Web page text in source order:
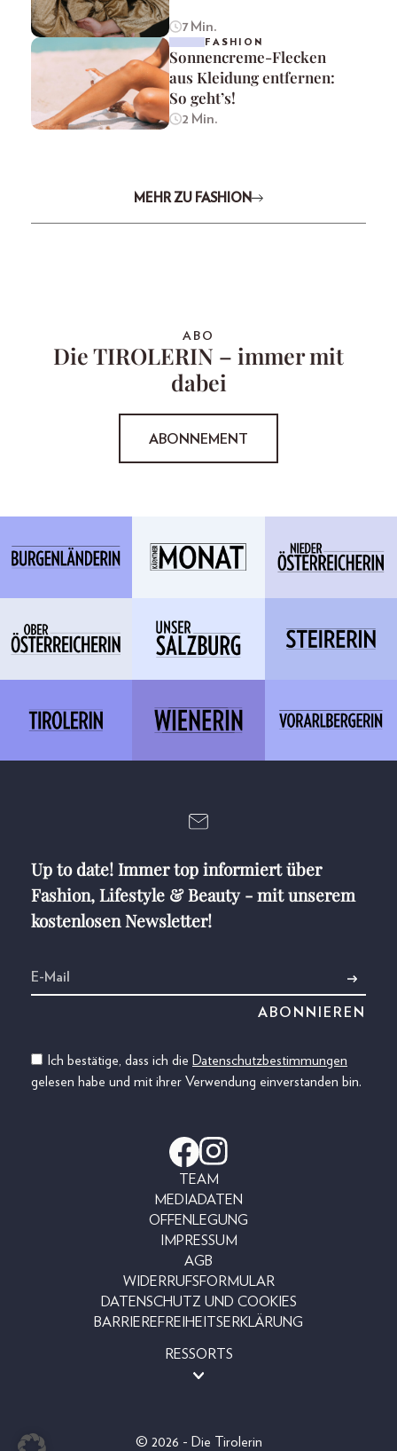
7 Min.
FASHION
Sonnencreme-Flecken
aus Kleidung entfernen:
So geht’s!
2 Min.
MEHR ZU FASHION
ABO
Die TIROLERIN – immer mit
dabei
ABONNEMENT
Up to date! Immer top informiert über
Fashion, Lifestyle & Beauty - mit unserem
kostenlosen Newsletter!
Ich bestätige, dass ich die Datenschutzbestimmungen
gelesen habe und mit ihrer Verwendung einverstanden bin.
TEAM
MEDIADATEN
OFFENLEGUNG
IMPRESSUM
AGB
WIDERRUFSFORMULAR
DATENSCHUTZ UND COOKIES
BARRIEREFREIHEITSERKLÄRUNG
RESSORTS
© 2026 - Die Tirolerin